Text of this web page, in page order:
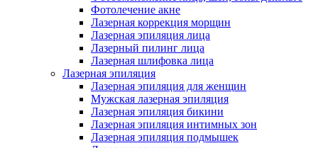
Фотолечение акне
Лазерная коррекция морщин
Лазерная эпиляция лица
Лазерный пилинг лица
Лазерная шлифовка лица
Лазерная эпиляция
Лазерная эпиляция для женщин
Мужская лазерная эпиляция
Лазерная эпиляция бикини
Лазерная эпиляция интимных зон
Лазерная эпиляция подмышек